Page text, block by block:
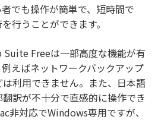
でも操作が簡単で、短時間で
行うことができます。
Freeは一部高度な機能が有
えばネットワークバックアップ
利用できません。また、日本語
訳が不十分で直感的に操作でき
非対応でWindows専用ですが、